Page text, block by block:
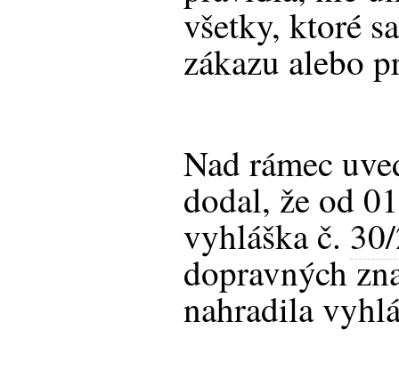
všetky, ktoré
zákazu alebo
Nad rámec
dodal, že od
vyhláška č.
dopravných
nahradila